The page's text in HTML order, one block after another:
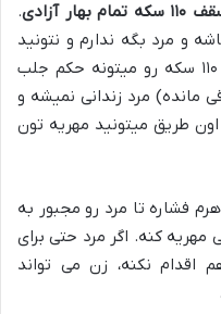
آزادی
.
شما مثلاً ۲۰۰ سکه باشه و مرد بگه ندارم و نتونید
ازش مالی پیدا کنید، دادگاه فقط تا ۱۱۰ سکه رو میتونه حکم جلب
سکه ها (۹۰ سکه باقی مانده) مرد زندانی نمیشه و
طریق میتونید مهریه تون
فشاره تا مرد رو مجبور به
مهریه کنه. اگر مرد حتی برای
نکنه، زن می تواند